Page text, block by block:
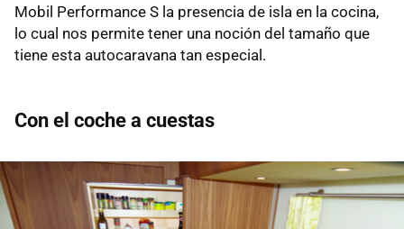
Mobil Performance S la presencia de isla en la cocina,
lo cual nos permite tener una noción del tamaño que
tiene esta autocaravana tan especial.
Con el coche a cuestas